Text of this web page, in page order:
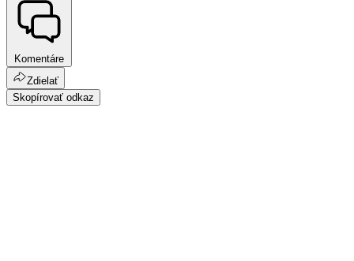
Komentáre
Zdielať
Skopírovať odkaz